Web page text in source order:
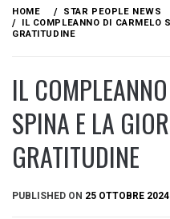
content
HOME
STAR PEOPLE NEWS
IL COMPLEANNO DI CARMELO
GRATITUDINE
IL
SPINA E LA
GRATITUDINE
PUBLISHED ON 25 OTTOBRE 2024